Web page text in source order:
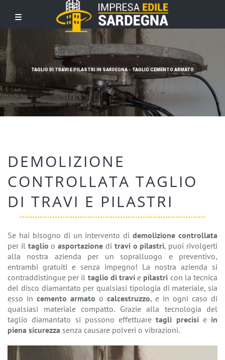
TAGLIO DI TRAVI E PILASTRI IN SARDEGNA - TAGLIO CEMENTO ARMATO
DEMOLIZIONE
CONTROLLATA TAGLIO
DI TRAVI E PILASTRI
Se hai bisogno di un intervento didemolizione controllata
per il taglio oasportazione di travi o pilastri, puoi rivolgerti
alla nostra azienda per un sopralluogo e preventivo,
entrambi gratuiti e senza impegno! La nostra azienda si
contraddistingue per il taglio di travi e pilastri con la tecnica
del disco diamantato per qualsiasi tipologia di materiale, sia
esso in cemento armato o calcestruzzo, e in ogni caso di
qualsiasi materiale compatto. Grazie alla tecnologia del
taglio diamantato si possono effettuaretagli precisie in
piena sicurezza senza causare polveri o vibrazioni.